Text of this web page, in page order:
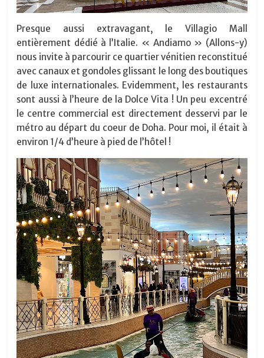
Presque aussi extravagant, le Villagio Mall
entièrement dédié à l’Italie. « Andiamo » (Allons-y)
nous invite à parcourir ce quartier vénitien reconstitué
avec canaux et gondoles glissant le long des boutiques
de luxe internationales. Evidemment, les restaurants
sont aussi à l’heure de la Dolce Vita ! Un peu excentré
le centre commercial est directement desservi par le
métro au départ du coeur de Doha. Pour moi, il était à
environ 1/4 d’heure à pied de l’hôtel !